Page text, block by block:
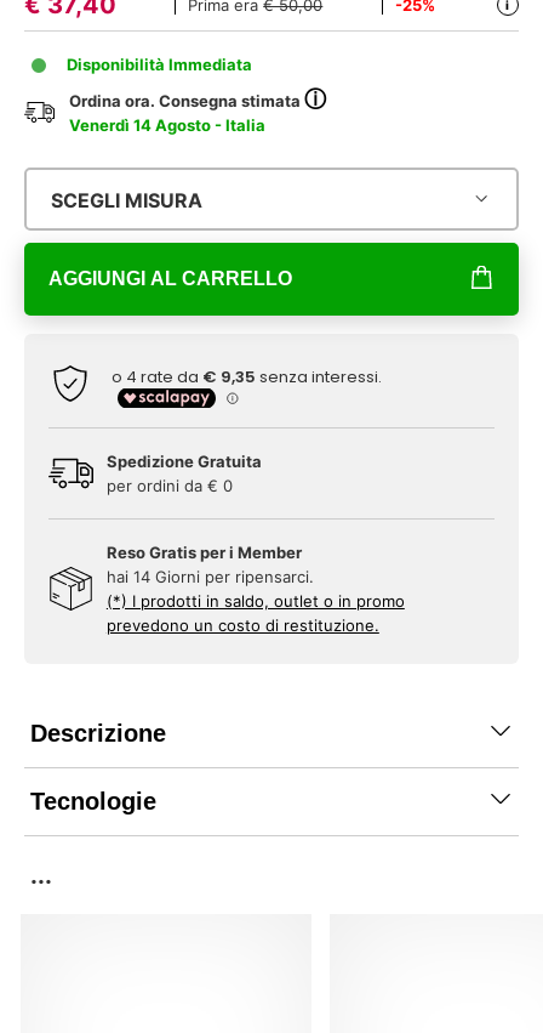
Prima era€ 50,00 -25% i
Disponibilità Immediata
Ordina ora. Consegna stimataⓘ
Venerdì 14 Agosto - Italia
SCEGLI MISURA
AGGIUNGI AL CARRELLO
Spedizione Gratuita
per ordini da € 0
Reso Gratis per i Member
hai 14 Giorni per ripensarci.
(*) I prodotti in saldo, outlet o in promo
prevedono un costo di restituzione.
Descrizione
Tecnologie
...